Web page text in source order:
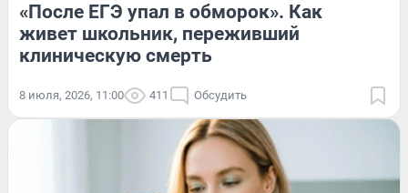
«После ЕГЭ упал в обморок». Как
живет школьник, переживший
клиническую смерть
8 июля, 2026, 11:00 411 Обсудить